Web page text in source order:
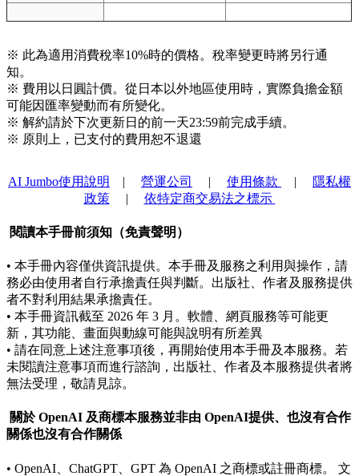
※ 此為適用消費稅率10%時的價格。稅率變更時將另行通
知。
※ 費用以日圓計價。從日本以外地區使用時，實際負擔金額
可能因匯率變動而有所變化。
※ 解約請於下次更新日的前一天23:59前完成手續。
※ 原則上，已支付的費用恕不退還
AI Jumbo使用說明 | 營運公司 | 使用條款 |
隱私權
政策| 依特定商交易法之標示
閱讀本手冊前須知（免責聲明）
• 本手冊內容僅供資訊提供。本手冊及服務之利用與操作，請
務必由使用者自行承擔責任與判斷。出版社、作者及服務提供
者不對利用結果承擔責任。
• 本手冊資訊截至 2026 年 3 月。軟體、網頁服務等可能更
新，其功能、畫面與動線可能與說明有所差異
• 請在同意上述注意事項後，再開始使用本手冊及本服務。若
未閱讀注意事項而進行諮詢，出版社、作者及本服務提供者將
無法受理，敬請見諒。
關於 OpenAI 及商標本服務並非由 OpenAI提供、也沒有合作
關係也沒有合作關係
• OpenAI、ChatGPT、GPT 為 OpenAI 之商標或註冊商標。 文